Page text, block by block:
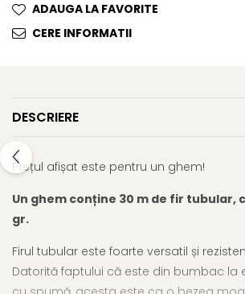
ADAUGA LA FAVORITE
CERE INFORMATII
DESCRIERE
Prețul afișat este pentru un ghem!
Un ghem conține 30 m de fir tubular,
gr.
Firul tubular este foarte versatil și
Datorită faptului că este din bumbac la